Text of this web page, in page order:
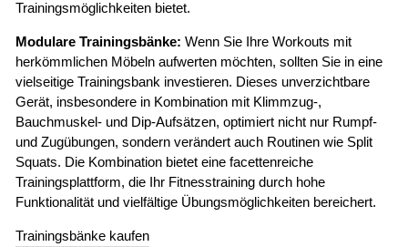
Trainingsmöglichkeiten bietet.
Modulare Trainingsbänke: Wenn Sie Ihre Workouts mit
herkömmlichen Möbeln aufwerten möchten, sollten Sie in eine
vielseitige Trainingsbank investieren. Dieses unverzichtbare
Gerät, insbesondere in Kombination mit Klimmzug-,
Bauchmuskel- und Dip-Aufsätzen, optimiert nicht nur Rumpf-
und Zugübungen, sondern verändert auch Routinen wie Split
Squats. Die Kombination bietet eine facettenreiche
Trainingsplattform, die Ihr Fitnesstraining durch hohe
Funktionalität und vielfältige Übungsmöglichkeiten bereichert.
Trainingsbänke kaufen